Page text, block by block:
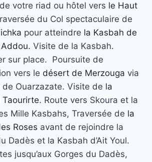
votre riad ou hôtel vers le Haut
du Col spectaculaire de
pour atteindre la Kasbah de
Visite de la Kasbah.
sur place. Poursuite de
vers le désert de Merzouga via
de Ouarzazate. Visite de la
Taourirte. Route vers Skoura et la
Mille Kasbahs, Traversée de la
Roses avant de rejoindre la
Dadès et la Kasbah d’Ait Youl.
jusqu’aux Gorges du Dadès,